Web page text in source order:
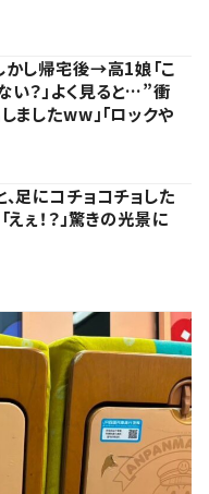
かし帰宅後→高1娘「こ
い？」よく見ると…”衝
ましたww」「ロックや
足にコチョコチョした
ぇ！？」驚きの光景に